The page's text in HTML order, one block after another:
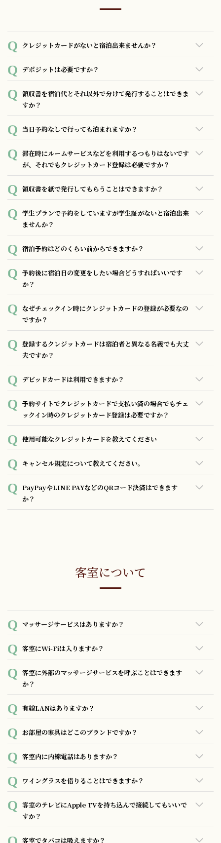
※着払いにて忘れ物の発送が可能です。
保管期間は約30日間です。その後は宿泊約款（第21条）に基
※飲食物は即日破棄いたしますので、予めご了承くださいま
せ。
※海外発送は現在対応しておりません。
クレジットカードがないと宿泊出来ませんか？
クレジットカードをお持ちでない場合でもご宿泊は可能で
す。
デポジットは必要ですか？
原則、保証金（デポジット）は不要ですが、ご滞在中の保証
としてご宿泊代表者様のクレジットカード登録をお願いして
おります。
領収書を宿泊代とそれ以外で分けて発行することはできま
すか？
お支払いいただいている金額の範囲内であれば、枚数を分け
ての発行も可能です。
当日予約なしで行っても泊まれますか？
当日に空室がある場合ご案内が可能ですが、原則として事前
にご予約の上でお越し頂く様お願い致します。
滞在時にルームサービスなどを利用するつもりはないです
が、それでもクレジットカード登録は必要ですか？
ご滞在中の客室の備品の破損、紛失等がチェックアウト後に
判明した場合においてもご登録頂いたクレジットカードにご
請求することが可能なため、ご滞在中の保証として滞在中の
有料サービスのご利用有無に関わらず全てのご宿泊代表者様
にクレジットカードのご登録をお願いしております。
領収書を紙で発行してもらうことはできますか？
現地払いの場合、フロントにてお渡し可能です。各予約サイ
トにて事前決済されている場合は、ホテル側での領収書発行
はできませんので各予約サイトにお問い合わせください。
学生プランで予約をしていますが学生証がないと宿泊出来
ませんか？
チェックイン時に学生証のご提示をお願い致します。学生で
あることの確認ができない場合は通常料金でのご案内となり
ますのでご注意ください。 また未成年の場合は保護者同意書
が必要です。
宿泊予約はどのくらい前からできますか？
ご予約は通常半年前からインターネットまたはお電話で承っ
ております。上記より先の日程でのご予約をご希望の場合は
ご相談ください。
予約後に宿泊日の変更をしたい場合どうすればいいです
か？
予約サイト経由でのご予約の場合は各予約サイトまたは代理
店にて所定の変更手続きをお願い致します。ホテルへの直接
のご予約の場合はサイトの管理画面もしくはお電話にて承っ
ております。
なぜチェックイン時にクレジットカードの登録が必要なの
ですか？
・ホテル客室内の備品を破損・汚損・紛失等された場合の補
償として
・客室内で喫煙された場合における違反金のご請求として
などのご滞在中においてお客様に何らかの補償が発生した場
合にご登録頂いたクレジットカードに請求させて頂く場合が
あるため、全てのお客様にご登録をお願いしております。
その他にもクレジットカードをご登録頂くことで、滞在中の
支払いを全てお部屋づけにできるなど便利なメリットもござ
います。全ての皆様にご理解を頂いておりますので何卒ご協
力のほど宜しくお願い致します。
登録するクレジットカードは宿泊者と異なる名義でも大丈
夫ですか？
異なる名義の場合でも、ご利用可能なカードであれば問題ご
ざいません。
デビッドカードは利用できますか？
あいにくデビットカードはご利用頂けません。 クレジットカ
ードのご登録をお願い致します。
予約サイトでクレジットカードで支払い済の場合でもチェ
ックイン時のクレジットカード登録は必要ですか？
セキュリティ上、クレジットカード情報を予約サイトから引
き継ぐことができないため、お手数ですが再度ご登録をお願
いしております。
使用可能なクレジットカードを教えてください
現地払いの場合、ご利用いただけるクレジットカードは以下
の通りです。 ・ＪＣＢ・ＶＩＳＡ・マスター・ＡＭＥＸ・ダ
イナース
キャンセル規定について教えてください。
当ホテル規定の標準キャンセルポリシーは以下の通りです。
但し、キャンセル不可プランなど、プランごとに規定されて
いるキャンセルポリシーが優先されますので、予約確認メー
チェックインの2日前まで：無料
前日：宿泊料金の100%
PayPayやLINE PAYなどのQRコード決済はできます
か？
客室について
マッサージサービスはありますか？
ご紹介できるマッサージサービスがございますので客室内の
館内案内をご確認ください。
客室にWi-Fiは入りますか？
全室で無料のWi-Fiがご利用いただけます。 SSID、パスワー
ドはホテル内にて掲示、もしくは客室内の館内情報にてご確
認頂けます。
客室に外部のマッサージサービスを呼ぶことはできます
か？
ご紹介できるマッサージサービスがございますので客室内の
館内案内をご確認ください。
有線LANはありますか？
あいにく有線LANはございません。
お部屋の家具はどこのブランドですか？
全ての家具は特注にて制作しております。
客室内に内線電話はありますか？
内線電話専用のスマートフォンがございます。
ワイングラスを借りることはできますか？
全客室内にご宿泊人数分のワイングラスをご用意しておりま
すが、追加のお貸出も可能でございます。フロント、もしく
はバースタッフへお声がけください。
客室のテレビにApple TVを持ち込んで接続してもいいで
すか？
全客室にApple TVを備え付けております。
客室でタバコは吸えますか？